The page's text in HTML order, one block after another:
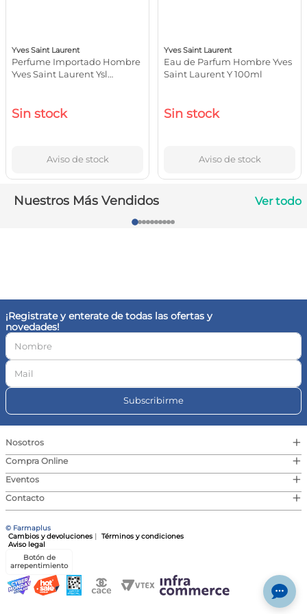
Yves Saint Laurent
Perfume Importado Hombre
Yves Saint Laurent Ysl
Sin stock
Aviso de stock
Yves Saint Laurent
Eau de Parfum Hombre Yves
Saint Laurent Y 100ml
Sin stock
Aviso de stock
Nuestros Más Vendidos Ver todo
¡Registrate y enterate de todas las ofertas y
novedades!
Subscribirme
Nosotros +
Compra Online +
Eventos +
Contacto +
© Farmaplus
Cambios y devoluciones
Términos y condiciones
Aviso legal
Botón de
arrepentimiento